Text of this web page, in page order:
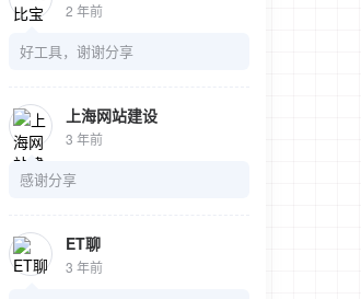
2 年前
好工具，谢谢分享
上海网站建设
3 年前
感谢分享
ET聊
3 年前